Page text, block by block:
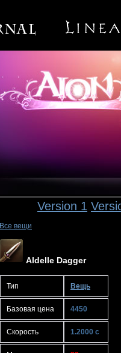
Version 1
Все вещи
Aldelle Dagger
Тип Вещь
Базовая цена 4450
Скорость 1.2000 с